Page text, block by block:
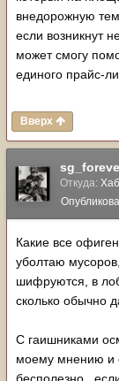
внедорожную
если возникнут
может смогу
единого прайс-
Вверх
Откуда:
Какие все
уболтаю
шифруются, в
сколько обычно
С гаишниками
моему мнению и